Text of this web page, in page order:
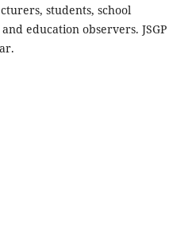
students, school
education observers. JSGP